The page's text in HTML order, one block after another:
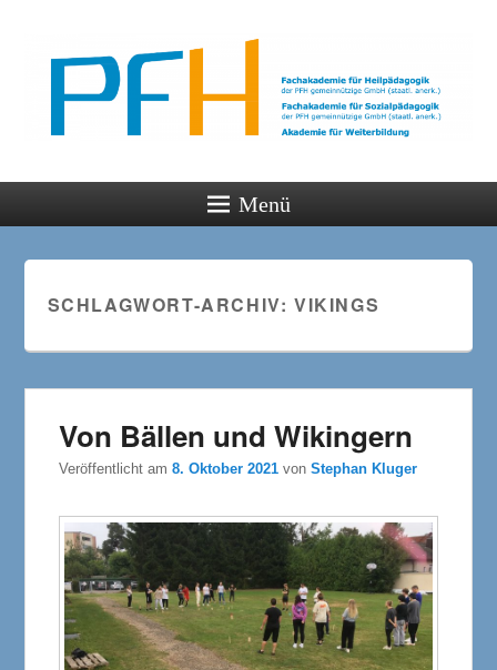
PFH
Gemeinsam wachsen
Menü
SCHLAGWORT-ARCHIV: VIKINGS
Von Bällen und Wikingern
Veröffentlicht am8. Oktober 2021 vonStephan Kluger